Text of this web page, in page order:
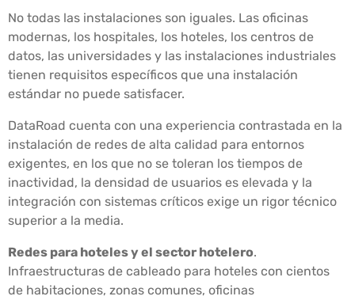
No todas las instalaciones son iguales. Las oficinas
modernas, los hospitales, los hoteles, los centros de
datos, las universidades y las instalaciones industriales
tienen requisitos específicos que una instalación
estándar no puede satisfacer.
DataRoad cuenta con una experiencia contrastada en la
instalación de redes de alta calidad para entornos
exigentes, en los que no se toleran los tiempos de
inactividad, la densidad de usuarios es elevada y la
integración con sistemas críticos exige un rigor técnico
superior a la media.
Redes para hoteles y el sector hotelero.
Infraestructuras de cableado para hoteles con cientos
de habitaciones, zonas comunes, oficinas